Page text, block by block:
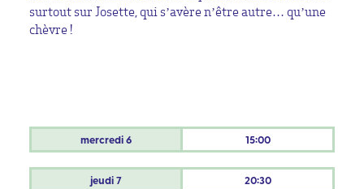
surtout sur Josette, qui s’avère n’être autre… qu’une
chèvre !
mercredi6 15:00
jeudi7 20:30